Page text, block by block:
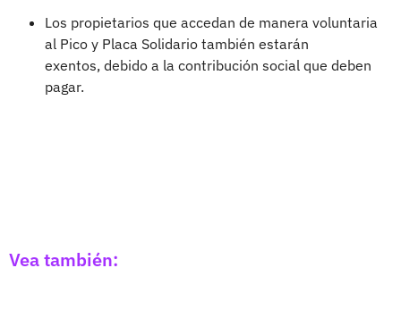
Los propietarios que accedan de manera voluntaria
al Pico y Placa Solidario también estarán
exentos, debido a la contribución social que deben
pagar.
Vea también: